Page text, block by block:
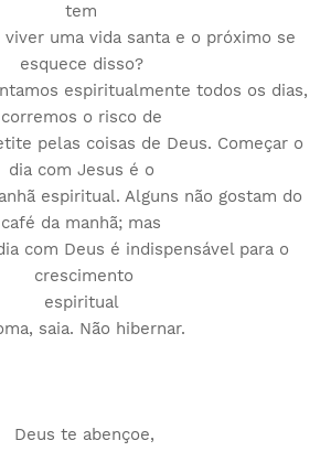
tem
uma vida santa e o próximo se
esquece disso?
espiritualmente todos os dias,
corremos o risco de
pelas coisas de Deus. Começar o
dia com Jesus é o
espiritual. Alguns não gostam do
café da manhã; mas
com Deus é indispensável para o
crescimento
espiritual
saia. Não hibernar.
Deus te abençoe,